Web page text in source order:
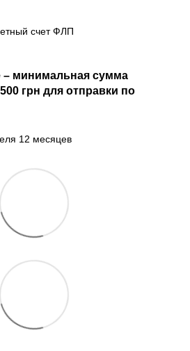
счет ФЛП
– минимальная сумма
грн для отправки по
12 месяцев